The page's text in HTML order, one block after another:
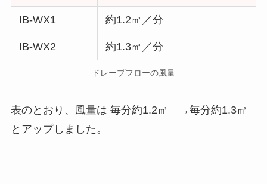
IB-WX1 約1.2㎥／分
IB-WX2 約1.3㎥／分
ドレープフローの風量
表のとおり、風量は 毎分約1.2㎥ →毎分約1.3㎥
とアップしました。